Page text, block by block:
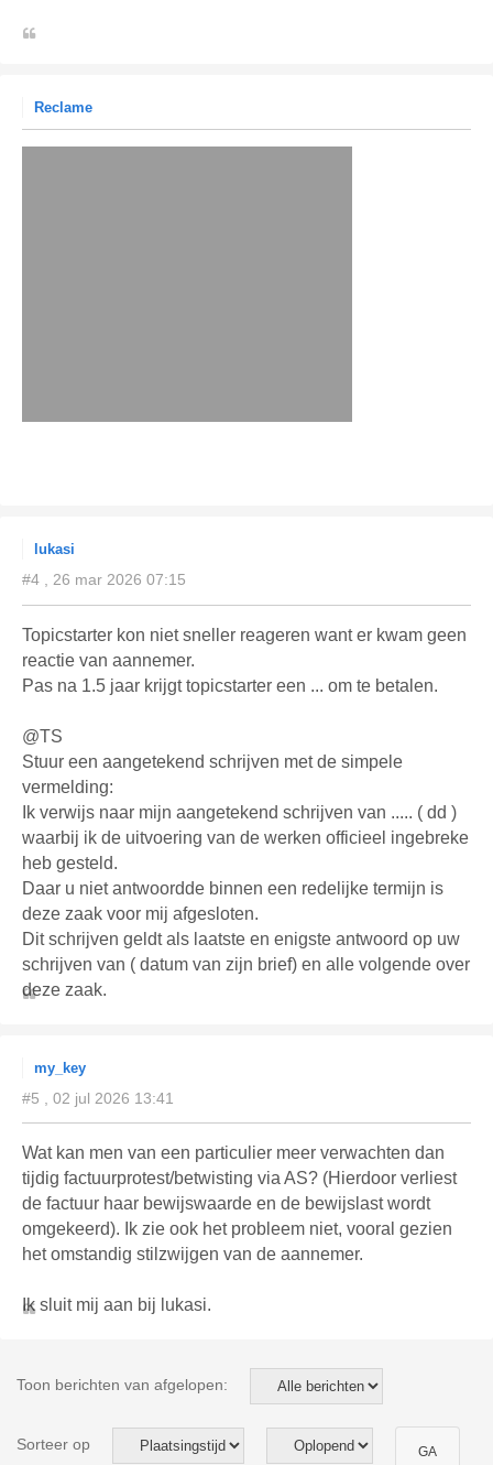
Reclame
lukasi
#4 , 26 mar 2026 07:15
Topicstarter kon niet sneller reageren want er kwam geen
reactie van aannemer.
Pas na 1.5 jaar krijgt topicstarter een ... om te betalen.
@TS
Stuur een aangetekend schrijven met de simpele
vermelding:
Ik verwijs naar mijn aangetekend schrijven van ..... ( dd )
waarbij ik de uitvoering van de werken officieel ingebreke
heb gesteld.
Daar u niet antwoordde binnen een redelijke termijn is
deze zaak voor mij afgesloten.
Dit schrijven geldt als laatste en enigste antwoord op uw
schrijven van ( datum van zijn brief) en alle volgende over
deze zaak.
my_key
#5 , 02 jul 2026 13:41
Wat kan men van een particulier meer verwachten dan
tijdig factuurprotest/betwisting via AS? (Hierdoor verliest
de factuur haar bewijswaarde en de bewijslast wordt
omgekeerd). Ik zie ook het probleem niet, vooral gezien
het omstandig stilzwijgen van de aannemer.
Ik sluit mij aan bij lukasi.
Toon berichten van afgelopen:
Sorteer op